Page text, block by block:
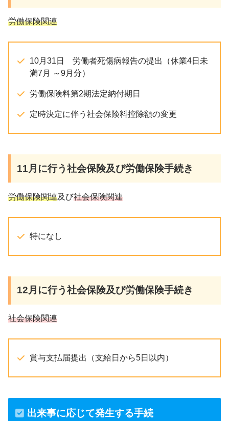
労働保険関連
10月31日 労働者死傷病報告の提出（休業4日未
満7月 ～9月分）
労働保険料第2期法定納付期日
定時決定に伴う社会保険料控除額の変更
11月 に行う社会保険及び労働保険手続き
労働保険関連及び社会保険関連
特になし
12月 に行う社会保険及び労働保険手続き
社会保険関連
賞与支払届提出（支給日から5日以内）
出来事に応じて発生する手続